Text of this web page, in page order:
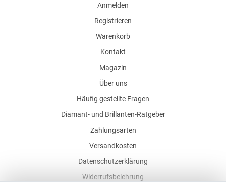
Anmelden
Registrieren
Warenkorb
Kontakt
Magazin
Über uns
Häufig gestellte Fragen
Diamant- und Brillanten-Ratgeber
Zahlungsarten
Versandkosten
Datenschutzerklärung
Widerrufsbelehrung